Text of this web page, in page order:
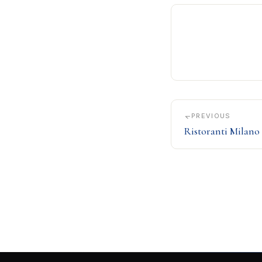
PREVIOUS
Ristoranti